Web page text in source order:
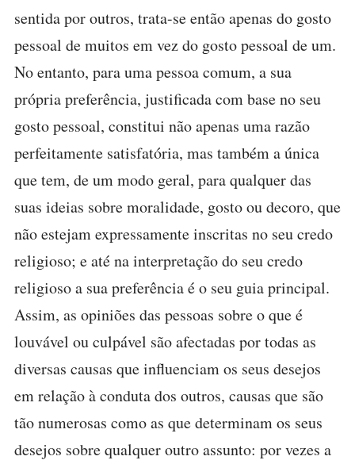
sentida por outros, trata-se então apenas do gosto
pessoal de muitos em vez do gosto pessoal de um.
No entanto, para uma pessoa comum, a sua
própria preferência, justificada com base no seu
gosto pessoal, constitui não apenas uma razão
perfeitamente satisfatória, mas também a única
que tem, de um modo geral, para qualquer das
suas ideias sobre moralidade, gosto ou decoro, que
não estejam expressamente inscritas no seu credo
religioso; e até na interpretação do seu credo
religioso a sua preferência é o seu guia principal.
Assim, as opiniões das pessoas sobre o que é
louvável ou culpável são afectadas por todas as
diversas causas que influenciam os seus desejos
em relação à conduta dos outros, causas que são
tão numerosas como as que determinam os seus
desejos sobre qualquer outro assunto: por vezes a